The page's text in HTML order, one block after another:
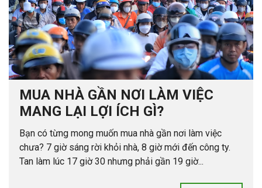
MUA NHÀ GẦN NƠI LÀM VIỆC
MANG LẠI LỢI ÍCH GÌ?
Bạn có từng mong muốn mua nhà gần nơi làm việc
chưa? 7 giờ sáng rời khỏi nhà, 8 giờ mới đến công ty.
Tan làm lúc 17 giờ 30 nhưng phải gần 19 giờ...